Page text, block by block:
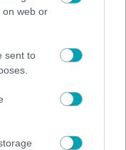
on web or
sent to